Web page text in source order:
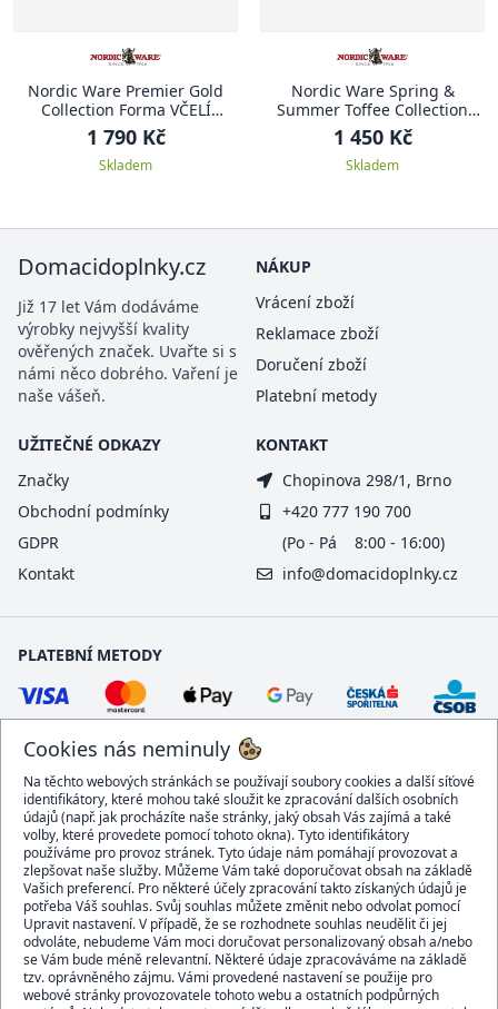
Nordic Ware Premier Gold
Collection Forma VČELÍ
PLÁSTEV
1 790 Kč
Skladem
Nordic Ware Spring &
Summer Toffee Collection
Forma na bábovku 26,7 cm,
BLOSSOM KVĚT
1 450 Kč
Skladem
Cookies nás neminuly
Na těchto webových stránkách se používají soubory cookies a další síťové
identifikátory, které mohou také sloužit ke zpracování dalších osobních
údajů (např. jak procházíte naše stránky, jaký obsah Vás zajímá a také
volby, které provedete pomocí tohoto okna). Tyto identifikátory
používáme pro provoz stránek. Tyto údaje nám pomáhají provozovat a
zlepšovat naše služby. Můžeme Vám také doporučovat obsah na základě
Vašich preferencí. Pro některé účely zpracování takto získaných údajů je
potřeba Váš souhlas. Svůj souhlas můžete změnit nebo odvolat pomocí
Upravit nastavení. V případě, že se rozhodnete souhlas neudělit či jej
odvoláte, nebudeme Vám moci doručovat personalizovaný obsah a/nebo
se Vám bude méně relevantní. Některé údaje zpracováváme na základě
tzv. oprávněného zájmu. Vámi provedené nastavení se použije pro
webové stránky provozovatele tohoto webu a ostatních podpůrných
Domacidoplnky.cz
Již 17 let Vám dodáváme
výrobky nejvyšší kvality
ověřených značek. Uvařte si s
námi něco dobrého. Vaření je
naše vášeň.
NÁKUP
Vrácení zboží
Reklamace zboží
Doručení zboží
Platební metody
UŽITEČNÉ ODKAZY
Značky
Obchodní podmínky
GDPR
Kontakt
KONTAKT
Chopinova 298/1, Brno
+420 777 190 700
(Po - Pá 8:00 - 16:00)
info@domacidoplnky.cz
PLATEBNÍ METODY
DOPRAVCI
BEZPEČNÝ OBCHOD